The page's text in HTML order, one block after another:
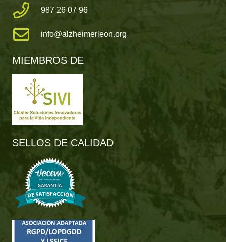
987 26 07 96
info@alzheimerleon.org
MIEMBROS DE
SELLOS DE CALIDAD